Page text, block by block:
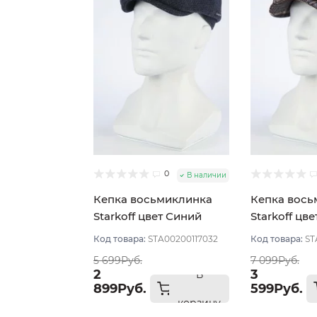
0 В наличии
Кепка восьмиклинка
Starkoff цвет Синий
размер 56
Код товара: STA00200117032
5 699Руб.
2
899Руб.
В
корзину
Кепка
Starkoff
тёмный/
Код товара:
7 099Руб.
3
599Руб.